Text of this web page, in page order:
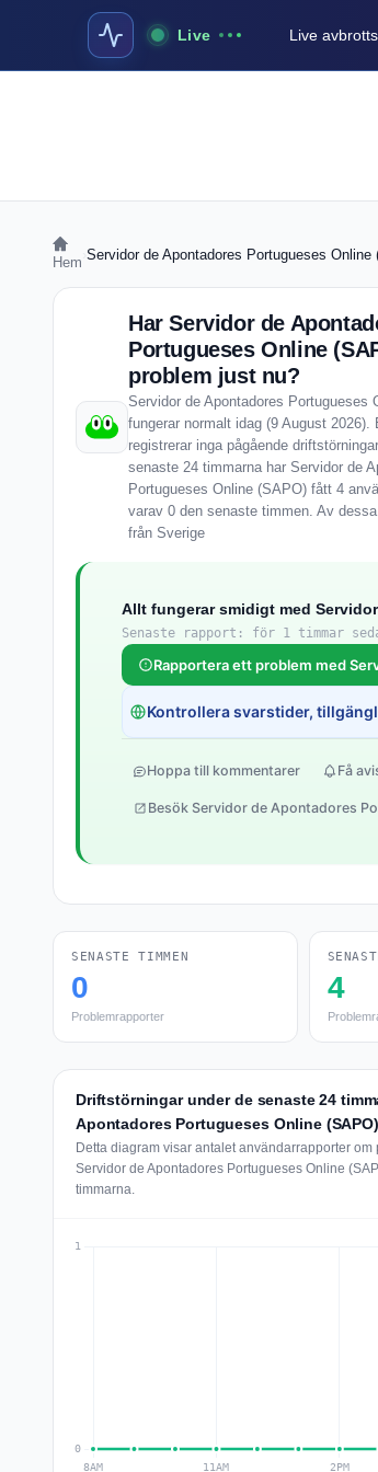
Live Live
Hem Servidor de Apontadores Portugueses Online
Har Servidor de
Portugueses Online
problem just nu?
Servidor de Apontadores Portugueses
fungerar normalt idag (9 August 2026).
registrerar inga pågående
senaste 24 timmarna har Servidor de
Portugueses Online (SAPO) fått 4
varav 0 den senaste timmen. Av
från Sverige
Allt fungerar smidigt med
Senaste rapport: för 1 timmar
Rapportera ett problem med
Kontrollera svarstider,
Hoppa till kommentarer Få
Besök Servidor de Apontadores
SENASTE TIMMEN
0
Problemrapporter
4
Driftstörningar under de senaste 24
Apontadores Portugueses Online (SAPO)
Detta diagram visar antalet användarrapporter
Servidor de Apontadores Portugueses Online
timmarna.